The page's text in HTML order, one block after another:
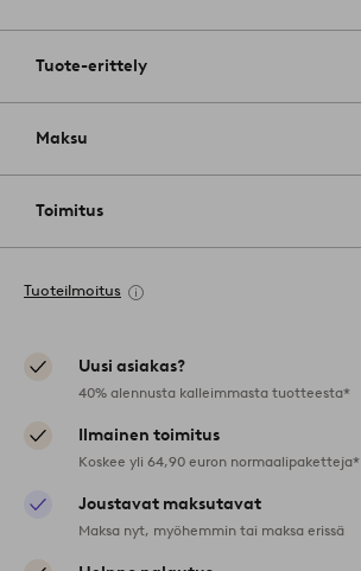
Tuote-erittely
Maksu
Toimitus
Tuoteilmoitus
Uusi asiakas?
40% alennusta kalleimmasta tuotteesta*
Ilmainen toimitus
Koskee yli 64,90 euron normaalipaketteja*
Joustavat maksutavat
Maksa nyt, myöhemmin tai maksa erissä